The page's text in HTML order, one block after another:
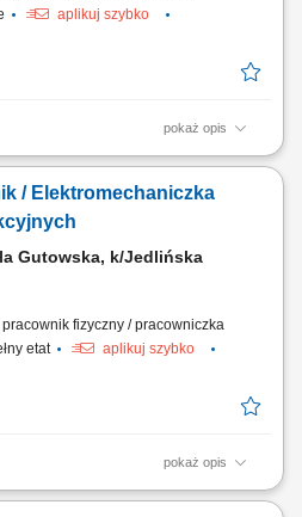
aplikuj szybko
pokaż opis
i usuwanie awarii w układach
użytkowych, obsługa
klimatyzacji i ogrzewania,
/ Elektromechaniczka
Gutowska, k/Jedlińska
fizyczny / pracowniczka
etat
aplikuj szybko
pokaż opis
pracy maszyn i urządzeń